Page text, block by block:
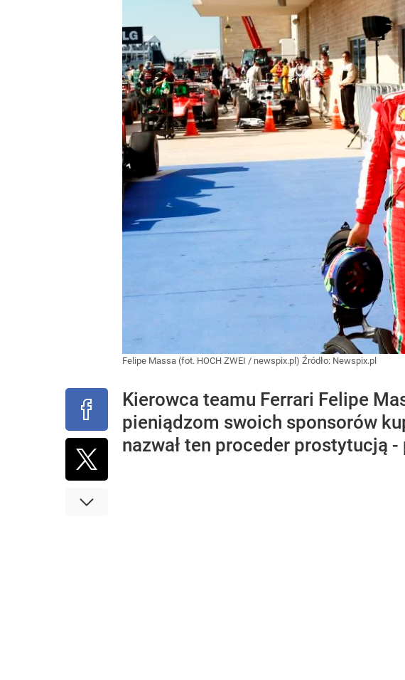
Felipe Massa (fot. HOCH ZWEI / newspix.pl) Źródło: Newspix.pl
Kierowca teamu Ferrari Felipe
pieniądzom swoich sponsorów
nazwał ten proceder prostytucją